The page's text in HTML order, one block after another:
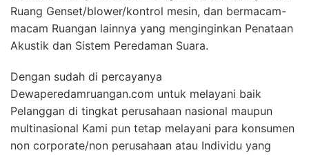
Ruang Genset/blower/kontrol mesin, dan bermacam-
macam Ruangan lainnya yang menginginkan Penataan
Akustik dan Sistem Peredaman Suara.
Dengan sudah di percayanya
Dewaperedamruangan.com untuk melayani baik
Pelanggan di tingkat perusahaan nasional maupun
multinasional Kami pun tetap melayani para konsumen
non corporate/non perusahaan atau Individu yang